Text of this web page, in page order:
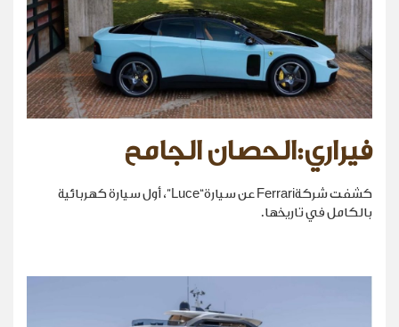
فيراري:الحصان الجامح
كشفت شركةFerrari عن سيارة“Luce”، أول سيارة كهربائية
بالكامل في تاريخها.